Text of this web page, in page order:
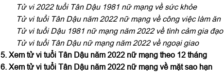
Tử vi 2022 tuổi Tân Dậu 1981 nữ mạng về sức khỏe
Tử vi tuổi Tân Dậu năm 2022 nữ mạng về công việc làm ăn
Tử vi tuổi Dậu 1981 nữ mạng năm 2022 về tình cảm gia đạo
Tử vi tuổi Tân Dậu nữ mạng năm 2022 về ngoại giao
5. Xem tử vi tuổi Tân Dậu năm 2022 nữ mạng theo 12 tháng
6. Xem tử vi tuổi Tân Dậu năm 2022 nữ mạng về mặt sao hạn